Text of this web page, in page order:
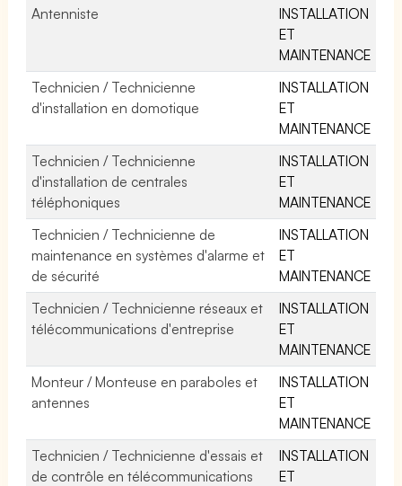
Antenniste
INSTALLATION
ET
MAINTENANCE
Technicien / Technicienne
d'installation en domotique
INSTALLATION
ET
MAINTENANCE
Technicien / Technicienne
d'installation de centrales
téléphoniques
INSTALLATION
ET
MAINTENANCE
Technicien / Technicienne de
maintenance en systèmes d'alarme et
de sécurité
INSTALLATION
ET
MAINTENANCE
Technicien / Technicienne réseaux et
télécommunications d'entreprise
INSTALLATION
ET
MAINTENANCE
Monteur / Monteuse en paraboles et
antennes
INSTALLATION
ET
MAINTENANCE
Technicien / Technicienne d'essais et
de contrôle en télécommunications
INSTALLATION
ET